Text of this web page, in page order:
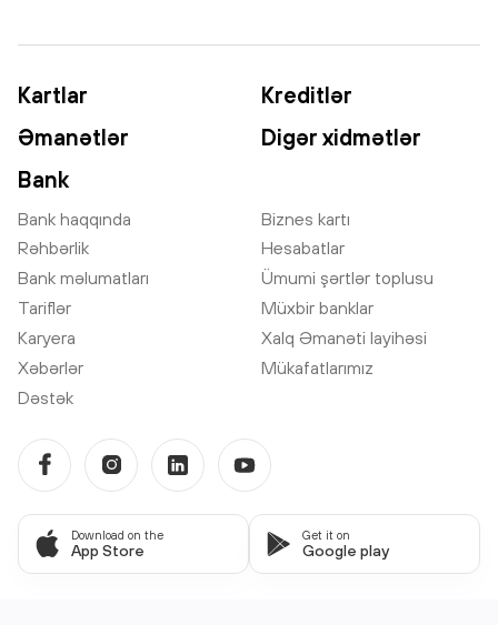
Kartlar
Kreditlər
Əmanətlər
Digər xidmətlər
Bank
Bank haqqında
Biznes kartı
Rəhbərlik
Hesabatlar
Bank məlumatları
Ümumi şərtlər toplusu
Tariflər
Müxbir banklar
Karyera
Xalq Əmanəti layihəsi
Xəbərlər
Mükafatlarımız
Dəstək
Download on the
App Store
Get it on
Google play